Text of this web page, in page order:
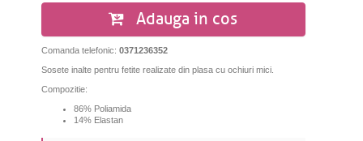
Adauga in cos
Comanda telefonic: 0371236352
Sosete inalte pentru fetite realizate din plasa cu ochiuri mici.
Compozitie:
86% Poliamida
14% Elastan